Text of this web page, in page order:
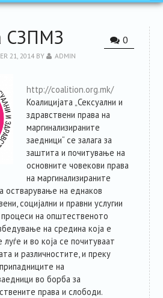
0
СЗПМЗ
21, 2014BY ADMIN
http://coalition.org.mk/
Коалицијата „Сексуални и
здравствени права на
маргинализираните
заедници“ се залага за
заштита и почитување на
основните човекови права
на маргинализираните
остварување на еднаков
социјални и правни услугии
на општественото
на средина која е
и во која се почитуваат
и различностите, и преку
на
во борба за
права и слободи.